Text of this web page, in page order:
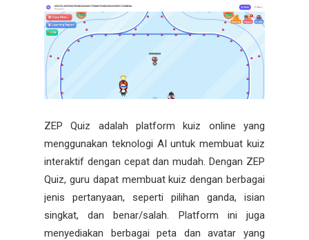
ZEP Quiz adalah platform kuiz online yang
menggunakan teknologi AI untuk membuat kuiz
interaktif dengan cepat dan mudah. Dengan ZEP
Quiz, guru dapat membuat kuiz dengan berbagai
jenis pertanyaan, seperti pilihan ganda, isian
singkat, dan benar/salah. Platform ini juga
menyediakan berbagai peta dan avatar yang